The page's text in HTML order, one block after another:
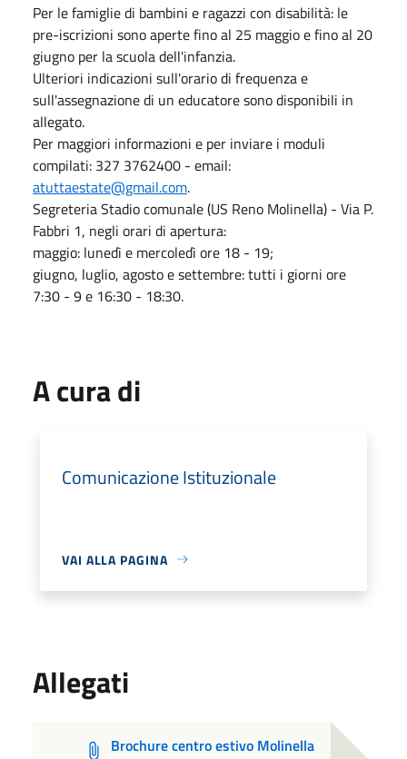
Per le famiglie di bambini e ragazzi con disabilità: le
pre-iscrizioni sono aperte fino al 25 maggio e fino al 20
giugno per la scuola dell'infanzia.
Ulteriori indicazioni sull'orario di frequenza e
sull'assegnazione di un educatore sono disponibili in
allegato.
Per maggiori informazioni e per inviare i moduli
compilati: 327 3762400 - email:
atuttaestate@gmail.com.
Segreteria Stadio comunale (US Reno Molinella) - Via P.
Fabbri 1, negli orari di apertura:
maggio: lunedì e mercoledì ore 18 - 19;
giugno, luglio, agosto e settembre: tutti i giorni ore
7:30 - 9 e 16:30 - 18:30.
A cura di
Comunicazione Istituzionale
VAI ALLA PAGINA
Allegati
Brochure centro estivo Molinella